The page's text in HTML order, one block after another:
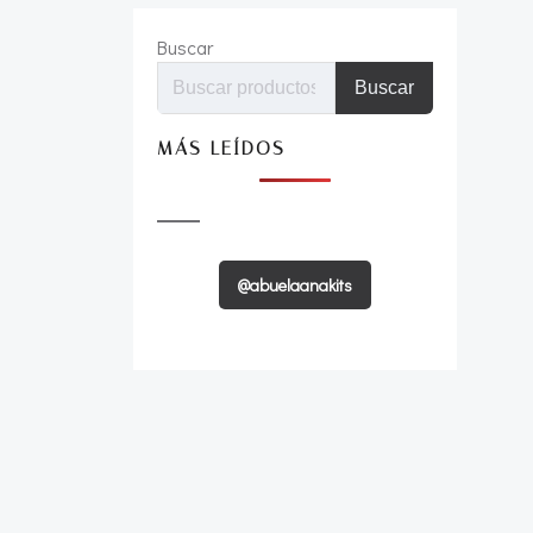
Buscar
Buscar
MÁS LEÍDOS
@abuelaanakits